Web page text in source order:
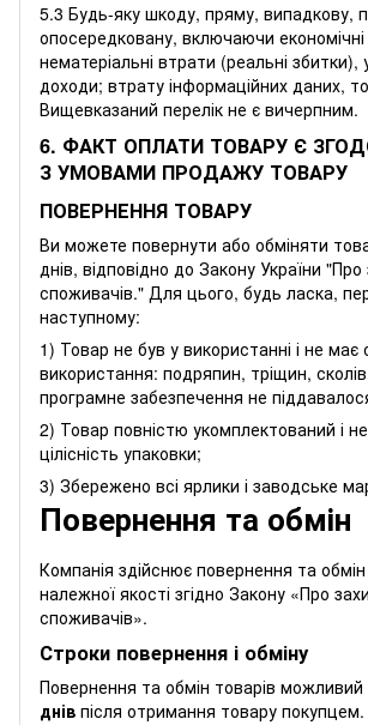
5.3 Будь-яку шкоду, пряму, випадкову,
опосередковану, включаючи
нематеріальні втрати (реальні
доходи; втрату інформаційних даних,
Вищевказаний перелік не є вичерпним.
6. ФАКТ ОПЛАТИ ТОВАРУ Є
З УМОВАМИ ПРОДАЖУ ТОВАРУ
ПОВЕРНЕННЯ ТОВАРУ
Ви можете повернути або обміняти
днів, відповідно до Закону України
споживачів." Для цього, будь ласка,
наступному:
1) Товар не був у використанні і не має
використання: подряпин, тріщин,
програмне забезпечення не
2) Товар повністю укомплектований і
цілісність упаковки;
3) Збережено всі ярлики і заводське
Повернення та обмін
Компанія здійснює повернення та обмін
належної якості згідно Закону «Про
споживачів».
Строки повернення і обміну
Повернення та обмін товарів
днів після отримання товару покупцем.